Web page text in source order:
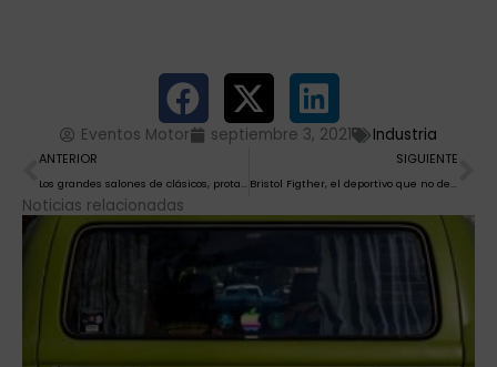
Eventos Motor septiembre 3, 2021 Industria
Ant
ANTERIOR
Los grandes salones de clásicos, protagonistas del otoño
SIGUIENTE
Bristol Figther, el deportivo que no deja indiferente
Noticias relacionadas